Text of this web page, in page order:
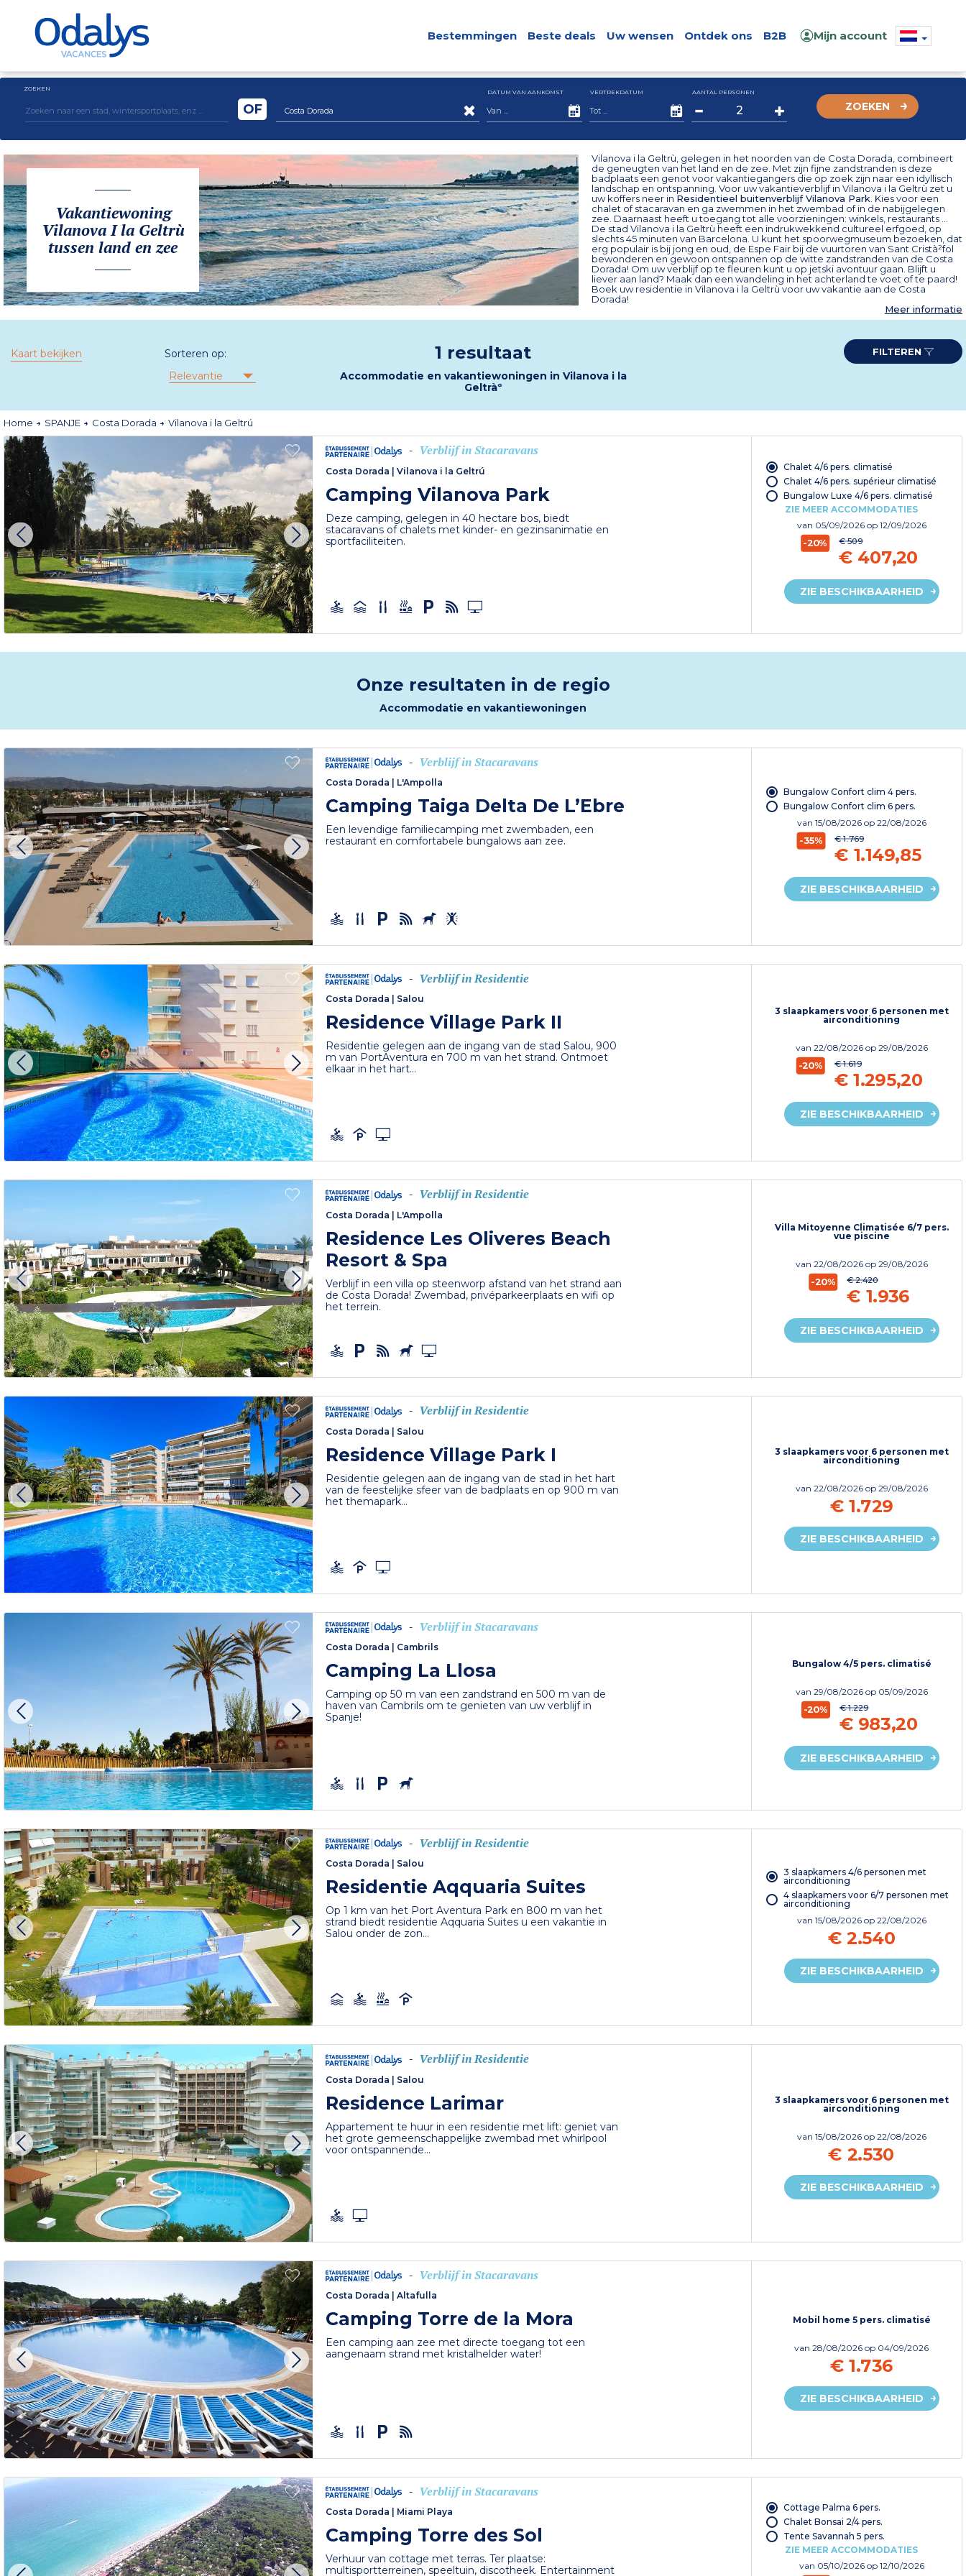
Bestemmingen Beste deals Uw wensen Ontdek ons B2B Mijn account
ZOEKEN
Costa Dorada
OF
DATUM VAN AANKOMST VERTREKDATUM AANTAL PERSONEN
ZOEKEN
Vakantiewoning
Vilanova I la Geltrù
tussen land en zee
Vilanova i la Geltrù, gelegen in het noorden van de Costa Dorada, combineert
de geneugten van het land en de zee. Met zijn fijne zandstranden is deze
badplaats een genot voor vakantiegangers die op zoek zijn naar een idyllisch
landschap en ontspanning. Voor uw vakantieverblijf in Vilanova i la Geltrù zet u
uw koffers neer in Residentieel buitenverblijf Vilanova Park . Kies voor een
chalet of stacaravan en ga zwemmen in het zwembad of in de nabijgelegen
zee. Daarnaast heeft u toegang tot alle voorzieningen: winkels, restaurants ...
De stad Vilanova i la Geltrù heeft een indrukwekkend cultureel erfgoed, op
slechts 45 minuten van Barcelona. U kunt het spoorwegmuseum bezoeken, dat
erg populair is bij jong en oud, de Espe Fair bij de vuurtoren van Sant Cristà²fol
bewonderen en gewoon ontspannen op de witte zandstranden van de Costa
Dorada! Om uw verblijf op te fleuren kunt u op jetski avontuur gaan. Blijft u
liever aan land? Maak dan een wandeling in het achterland te voet of te paard!
Boek uw residentie in Vilanova i la Geltrù voor uw vakantie aan de Costa
Dorada!
Meer informatie
Kaart bekijken
Sorteren op:
Relevantie
1 resultaat
Accommodatie en vakantiewoningen in Vilanova i la
Geltràº
FILTEREN
Home SPANJE Costa Dorada Vilanova i la Geltrú
- Verblijf in Stacaravans
Costa Dorada |Vilanova i la Geltrú
Camping Vilanova Park
Deze camping, gelegen in 40 hectare bos, biedt
stacaravans of chalets met kinder- en gezinsanimatie en
sportfaciliteiten.
Chalet 4/6 pers. climatisé
Chalet 4/6 pers. supérieur climatisé
Bungalow Luxe 4/6 pers. climatisé
ZIE MEER ACCOMMODATIES
van 05/09/2026 op 12/09/2026
-20% € 509
€ 407,20
ZIE BESCHIKBAARHEID
Onze resultaten in de regio
Accommodatie en vakantiewoningen
- Verblijf in Stacaravans
Costa Dorada L'Ampolla
Camping Taiga Delta De L’Ebre
Een levendige familiecamping met zwembaden, een
restaurant en comfortabele bungalows aan zee.
Bungalow Confort clim 4 pers.
Bungalow Confort clim 6 pers.
van 15/08/2026 op 22/08/2026
-35% € 1.769
€ 1.149,85
ZIE BESCHIKBAARHEID
- Verblijf in Residentie
Costa Dorada Salou
Residence Village Park II
Residentie gelegen aan de ingang van de stad Salou, 900
m van PortAventura en 700 m van het strand. Ontmoet
elkaar in het hart...
3 slaapkamers voor 6 personen met
airconditioning
van 22/08/2026 op 29/08/2026
-20% € 1.619
€ 1.295,20
ZIE BESCHIKBAARHEID
- Verblijf in Residentie
Costa Dorada L'Ampolla
Residence Les Oliveres Beach
Resort & Spa
Verblijf in een villa op steenworp afstand van het strand aan
de Costa Dorada! Zwembad, privéparkeerplaats en wifi op
het terrein.
Villa Mitoyenne Climatisée 6/7 pers.
vue piscine
van 22/08/2026 op 29/08/2026
-20% € 2.420
€ 1.936
ZIE BESCHIKBAARHEID
- Verblijf in Residentie
Costa Dorada | Salou
Residence Village Park I
Residentie gelegen aan de ingang van de stad in het hart
van de feestelijke sfeer van de badplaats en op 900 m van
het themapark...
3 slaapkamers voor 6 personen met
airconditioning
van 22/08/2026 op 29/08/2026
€ 1.729
ZIE BESCHIKBAARHEID
- Verblijf in Stacaravans
Costa Dorada Cambrils
Camping La Llosa
Camping op 50 m van een zandstrand en 500 m van de
haven van Cambrils om te genieten van uw verblijf in
Spanje!
Bungalow 4/5 pers. climatisé
van 29/08/2026 op 05/09/2026
-20% € 1.229
€ 983,20
ZIE BESCHIKBAARHEID
- Verblijf in Residentie
Costa Dorada Salou
Residentie Aqquaria Suites
Op 1 km van het Port Aventura Park en 800 m van het
strand biedt residentie Aqquaria Suites u een vakantie in
Salou onder de zon...
3 slaapkamers 4/6 personen met
airconditioning
4 slaapkamers voor 6/7 personen met
airconditioning
van 15/08/2026 op 22/08/2026
€ 2.540
ZIE BESCHIKBAARHEID
- Verblijf in Residentie
Costa Dorada | Salou
Residence Larimar
Appartement te huur in een residentie met lift: geniet van
het grote gemeenschappelijke zwembad met whirlpool
voor ontspannende...
3 slaapkamers voor 6 personen met
airconditioning
van 15/08/2026 op 22/08/2026
€ 2.530
ZIE BESCHIKBAARHEID
- Verblijf in Stacaravans
Costa Dorada |Altafulla
Camping Torre de la Mora
Een camping aan zee met directe toegang tot een
aangenaam strand met kristalhelder water!
Mobil home 5 pers. climatisé
van28/08/2026op 04/09/2026
€ 1.736
ZIE BESCHIKBAARHEID
- Verblijf in Stacaravans
Costa Dorada Miami Playa
Camping Torre des Sol
Verhuur van cottage met terras. Ter plaatse:
multisportterreinen, speeltuin, discotheek. Entertainment
Cottage Palma 6 pers.
Chalet Bonsai 2/4 pers.
Tente Savannah 5 pers.
ZIE MEER ACCOMMODATIES
van 05/10/2026 op 12/10/2026